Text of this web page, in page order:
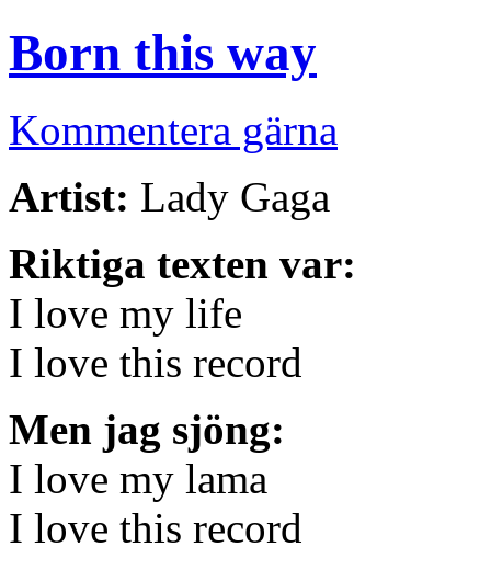
Born this way
Kommentera gärna
Artist: Lady Gaga
Riktiga texten var:
I love my life
I love this record
Men jag sjöng:
I love my lama
I love this record